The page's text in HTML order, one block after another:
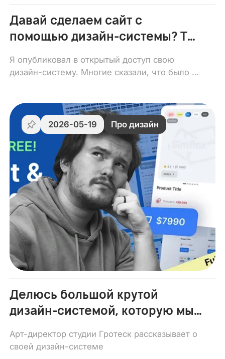
Давай сделаем сайт с
помощью дизайн-системы? Ты
будешь дизайнить гораздо
быстрее
Я опубликовал в открытый доступ свою
дизайн-систему. Многие сказали, что было бы
пользоваться дизайн-системами или UI-
китами.
2026-05-19 Про дизайн
Делюсь большой крутой
дизайн-системой, которую мы
проектах
Арт-директор студии Гротеск рассказывает о
своей дизайн-системе